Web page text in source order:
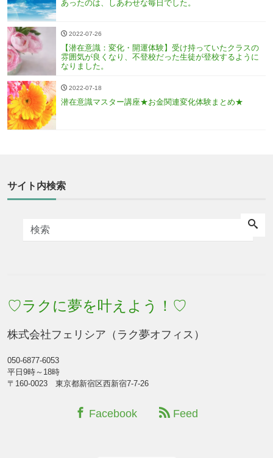
あったのは、しあわせな毎日でした。
2022-07-26
【潜在意識：変化・開運体験】受け持っていたクラスの
雰囲気が良くなり、不登校だった生徒が登校するように
なりました。
2022-07-18
潜在意識マスター講座★お金関連変化体験まとめ★
サイト内検索
♡ラクに夢を叶えよう！♡
株式会社フェリシア（ラク夢オフィス）
050-6877-6053
平日9時～18時
〒160-0023 東京都新宿区西新宿7-7-26
Facebook Feed